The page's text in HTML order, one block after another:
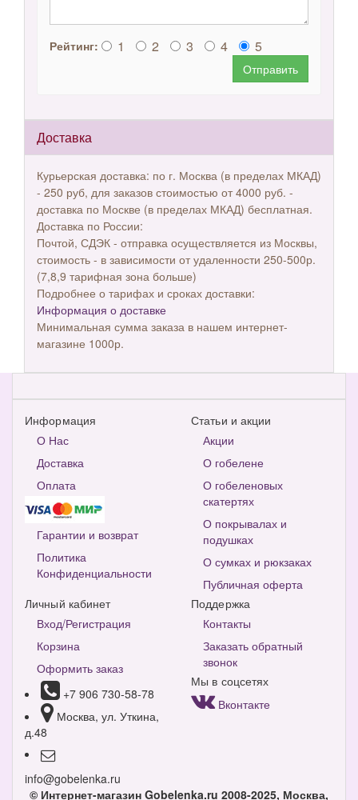
Рейтинг: 1 2 3 4 5
Отправить
Доставка
Курьерская доставка: по г. Москва (в пределах МКАД)
- 250 руб, для заказов стоимостью от 4000 руб. -
доставка по Москве (в пределах МКАД) бесплатная.
Доставка по России:
Почтой, СДЭК - отправка осуществляется из Москвы,
стоимость - в зависимости от удаленности 250-500р.
(7,8,9 тарифная зона больше)
Подробнее о тарифах и сроках доставки:
Информация о доставке
Минимальная сумма заказа в нашем интернет-
магазине 1000р.
Информация
О Нас
Доставка
Оплата
Гарантии и возврат
Политика
Конфиденциальности
Статьи и акции
Акции
О гобелене
О гобеленовых
скатертях
О покрывалах и
подушках
О сумках и рюкзаках
Публичная оферта
Личный кабинет
Вход/Регистрация
Корзина
Оформить заказ
+7 906 730-58-78
Москва, ул. Уткина,
д.48
info@gobelenka.ru
Поддержка
Контакты
Заказать обратный
звонок
Мы в соцсетях
Вконтакте
© Интернет-магазин Gobelenka.ru 2008-2025, Москва,